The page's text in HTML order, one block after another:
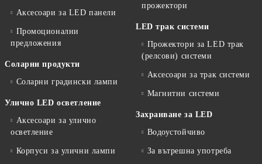
Аксесоари за LED панели
Промоционални
предложения
Соларни продукти
Соларни градински лампи
Улично LED осветление
Аксесоари за улично
осветление
Корпуси за улични лампи
прожектори
LED трак системи
Прожектори за LED трак
(релсови) системи
Аксесоари за трак системи
Магнитни системи
Захранване за LED
Водоустойчиво
За вътрешна употреба